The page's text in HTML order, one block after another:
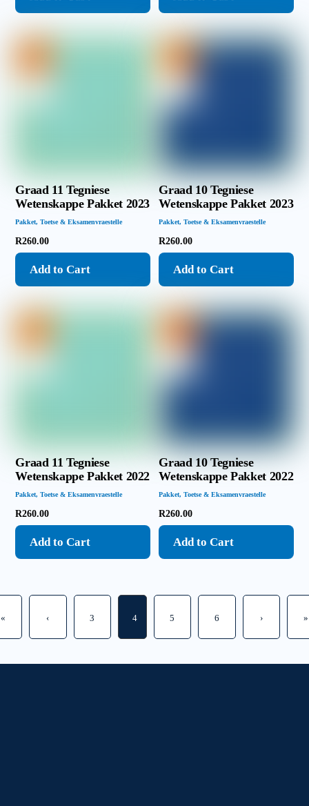
Graad 11 Tegniese
Wetenskappe Pakket 2023
Pakket,Toetse & Eksamenvraestelle
R260.00
Add to Cart
Graad 10 Tegniese
Wetenskappe Pakket 2023
Pakket,Toetse & Eksamenvraestelle
R260.00
Add to Cart
Graad 11 Tegniese
Wetenskappe Pakket 2022
Pakket,Toetse & Eksamenvraestelle
R260.00
Add to Cart
Graad 10 Tegniese
Wetenskappe Pakket 2022
Pakket,Toetse & Eksamenvraestelle
R260.00
Add to Cart
« ‹ 3 4 5 6 › »